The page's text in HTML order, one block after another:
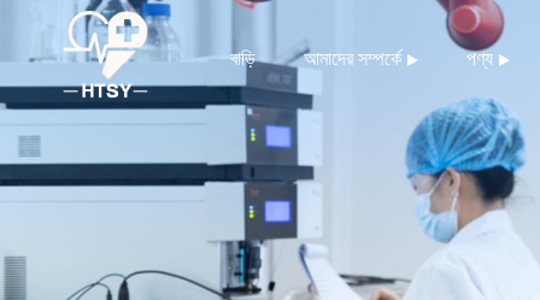
বাড়ি আমাদের সম্পর্কে পণ্য